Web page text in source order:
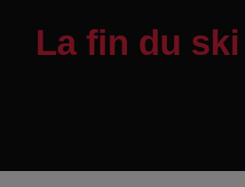
La fin du